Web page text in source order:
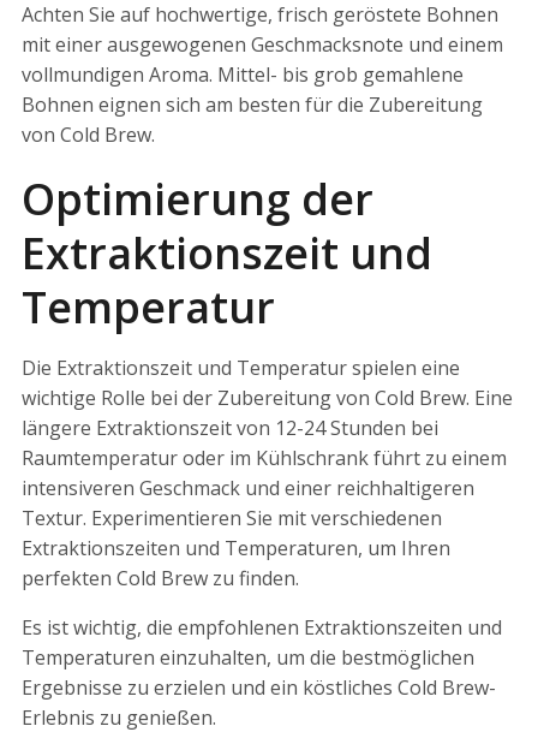
Achten Sie auf hochwertige, frisch geröstete Bohnen
mit einer ausgewogenen Geschmacksnote und einem
vollmundigen Aroma. Mittel- bis grob gemahlene
Bohnen eignen sich am besten für die Zubereitung
von Cold Brew.
Optimierung der
Extraktionszeit und
Temperatur
Die Extraktionszeit und Temperatur spielen eine
wichtige Rolle bei der Zubereitung von Cold Brew. Eine
längere Extraktionszeit von 12-24 Stunden bei
Raumtemperatur oder im Kühlschrank führt zu einem
intensiveren Geschmack und einer reichhaltigeren
Textur. Experimentieren Sie mit verschiedenen
Extraktionszeiten und Temperaturen, um Ihren
perfekten Cold Brew zu finden.
Es ist wichtig, die empfohlenen Extraktionszeiten und
Temperaturen einzuhalten, um die bestmöglichen
Ergebnisse zu erzielen und ein köstliches Cold Brew-
Erlebnis zu genießen.